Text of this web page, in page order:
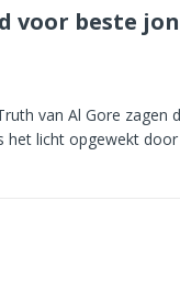
voor beste
van Al Gore zagen
het licht opgewekt